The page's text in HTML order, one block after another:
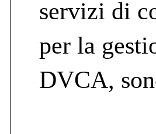
servizi di
per la
DVCA,